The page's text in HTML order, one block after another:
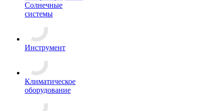
Солнечные
системы
Инструмент
Климатическое
оборудование